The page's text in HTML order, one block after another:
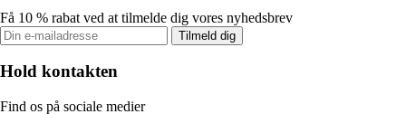
Få 10 % rabat ved at tilmelde dig vores nyhedsbrev
Tilmeld dig
Hold kontakten
Find os på sociale medier